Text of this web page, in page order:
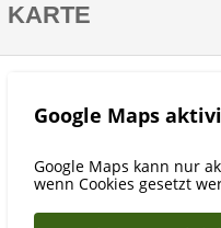
KARTE
Google Maps
Google Maps kann nur
wenn Cookies gesetzt